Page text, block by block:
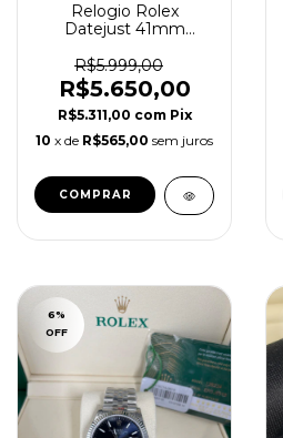
Relogio Rolex
Datejust 41mm
branco Super Clone
R$5.999,00
R$5.650,00
R$5.311,00 com Pix
10 x de R$565,00 sem juros
6%
OFF